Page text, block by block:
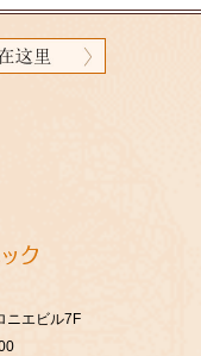
ニエビル7F